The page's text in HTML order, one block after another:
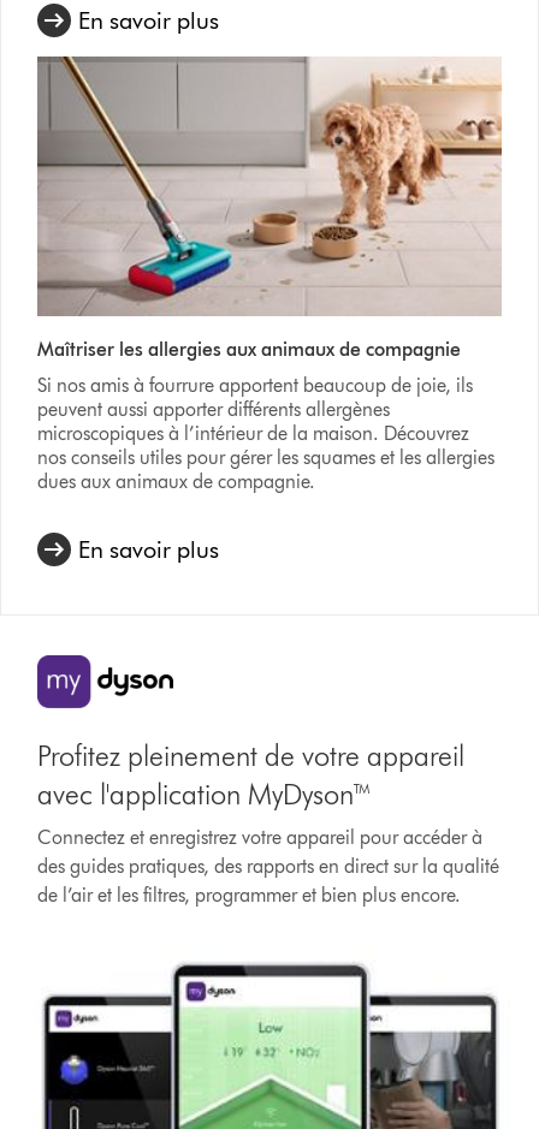
En savoir plus
Maîtriser les allergies aux animaux de compagnie
Si nos amis à fourrure apportent beaucoup de joie, ils
peuvent aussi apporter différents allergènes
microscopiques à l’intérieur de la maison. Découvrez
nos conseils utiles pour gérer les squames et les allergies
dues aux animaux de compagnie.
En savoir plus
Profitez pleinement de votre appareil
avec l'application MyDyson™
Connectez et enregistrez votre appareil pour accéder à
des guides pratiques, des rapports en direct sur la qualité
de l’air et les filtres, programmer et bien plus encore.